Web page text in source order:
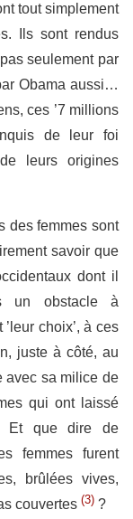
tout simplement
Ils sont rendus
seulement par
Obama aussi…
ces ’7 millions
de leur foi
leurs origines
des femmes sont
savoir que
dont il
un obstacle à
choix’, à ces
juste à côté, au
avec sa milice de
qui ont laissé
Et que dire de
femmes furent
brûlées vives,
couvertes (3) ?